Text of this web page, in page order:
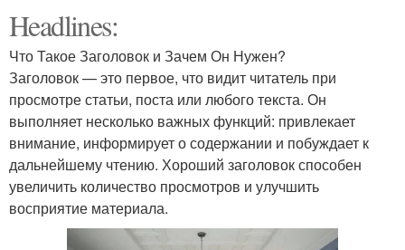
Headlines:
Что Такое Заголовок и Зачем Он Нужен?
Заголовок — это первое, что видит читатель при
просмотре статьи, поста или любого текста. Он
выполняет несколько важных функций: привлекает
внимание, информирует о содержании и побуждает к
дальнейшему чтению. Хороший заголовок способен
увеличить количество просмотров и улучшить
восприятие материала.